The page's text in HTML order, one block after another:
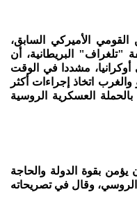
القومي الأميركي السابق،
"تلغراف" البريطانية، أن
مشددا في الوقت
اتخاذ إجراءات أكثر
العسكرية الروسية
بقوة الدولة والحاجة
وقال في تصريحاته